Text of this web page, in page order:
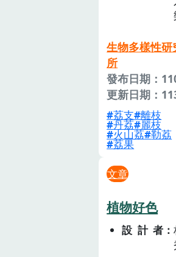
生物多樣性研
所
發布日期：
更新日期：
荔支 離枝
丹荔 麗枝
火山荔 勒荔
荔果
文章
植物好色
設計者